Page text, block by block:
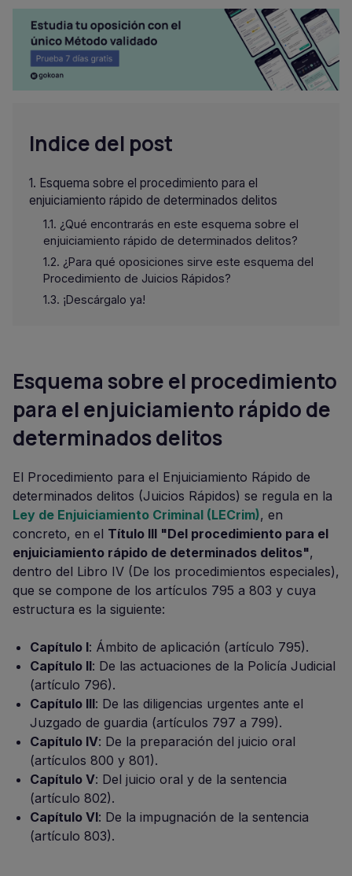
Indice del post
Esquema sobre el procedimiento para el
enjuiciamiento rápido de determinados delitos
¿Qué encontrarás en este esquema sobre el
enjuiciamiento rápido de determinados delitos?
¿Para qué oposiciones sirve este esquema del
Procedimiento de Juicios Rápidos?
¡Descárgalo ya!
Esquema sobre el procedimiento
para el enjuiciamiento rápido de
determinados delitos
El Procedimiento para el Enjuiciamiento Rápido de
determinados delitos (Juicios Rápidos) se regula en la
Ley de Enjuiciamiento Criminal (LECrim), en
concreto, en el Título III "Del procedimiento para el
enjuiciamiento rápido de determinados delitos",
dentro del Libro IV (De los procedimientos especiales),
que se compone de los artículos 795 a 803 y cuya
estructura es la siguiente:
Capítulo I: Ámbito de aplicación (artículo 795).
Capítulo II: De las actuaciones de la Policía Judicial
(artículo 796).
Capítulo III: De las diligencias urgentes ante el
Juzgado de guardia (artículos 797 a 799).
Capítulo IV: De la preparación del juicio oral
(artículos 800 y 801).
Capítulo V: Del juicio oral y de la sentencia
(artículo 802).
Capítulo VI: De la impugnación de la sentencia
(artículo 803).